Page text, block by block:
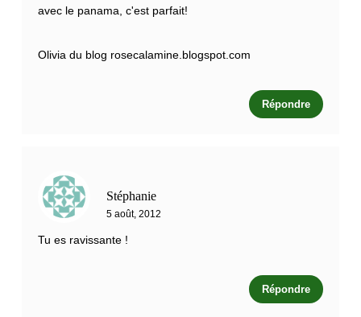
avec le panama, c'est parfait!
Olivia du blog rosecalamine.blogspot.com
Répondre
Stéphanie
5 août, 2012
Tu es ravissante !
Répondre